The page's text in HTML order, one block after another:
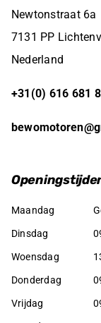
Newtonstraat 6a
7131 PP
Nederland
+31(0) 616 681
Maandag
Dinsdag
Woensdag
Donderdag
Vrijdag